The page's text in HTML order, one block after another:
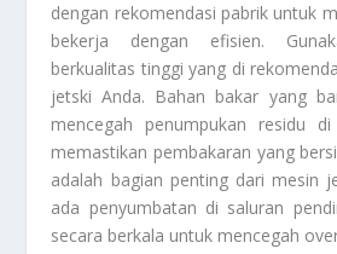
dengan rekomendasi pabrik untuk
bekerja dengan efisien.
berkualitas tinggi yang di
jetski Anda. Bahan bakar yang
mencegah penumpukan residu
memastikan pembakaran yang
adalah bagian penting dari mesin
ada penyumbatan di saluran
secara berkala untuk mencegah